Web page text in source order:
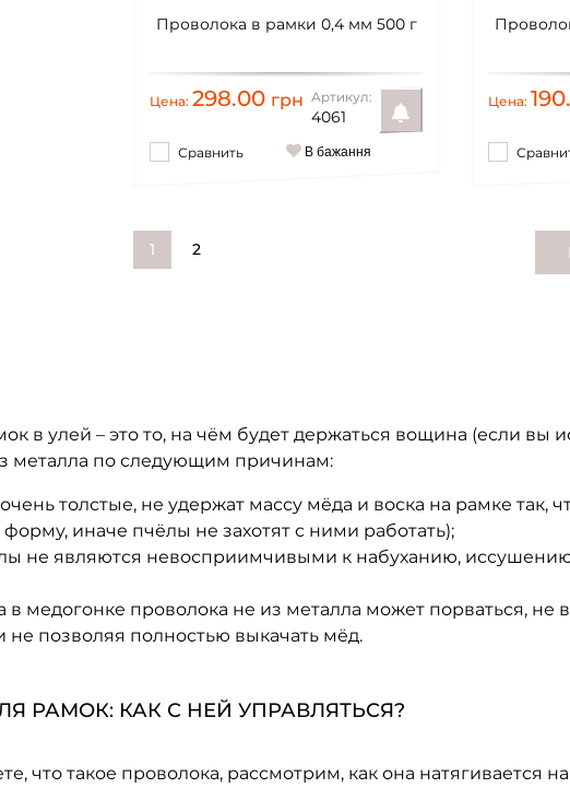
Проволока в рамки 0,4 мм 500 г
Цена:298.00 грн Артикул:
4061
Сравнить В бажання
Цена:
1 2
улей – это то, на чём будет держаться вощина (если вы
металла по следующим причинам:
толстые, не удержат массу мёда и воска на рамке
иначе пчёлы не захотят с ними работать);
не являются невосприимчивыми к набуханию,
в медогонке проволока не из металла может порваться,
не позволяя полностью выкачать мёд.
КАК С НЕЙ УПРАВЛЯТЬСЯ?
что такое проволока, рассмотрим, как она